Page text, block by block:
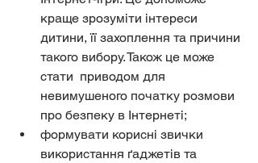
краще зрозуміти інтереси
дитини, її захоплення та причини
такого вибору. Також це може
стати  приводом для
невимушеного початку розмови
про безпеку в Інтернеті;
формувати корисні звички
використання ґаджетів та